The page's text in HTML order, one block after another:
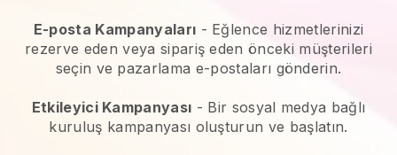
E-posta Kampanyaları - Eğlence hizmetlerinizi
rezerve eden veya sipariş eden önceki müşterileri
seçin ve pazarlama e-postaları gönderin.
Etkileyici Kampanyası - Bir sosyal medya bağlı
kuruluş kampanyası oluşturun ve başlatın.